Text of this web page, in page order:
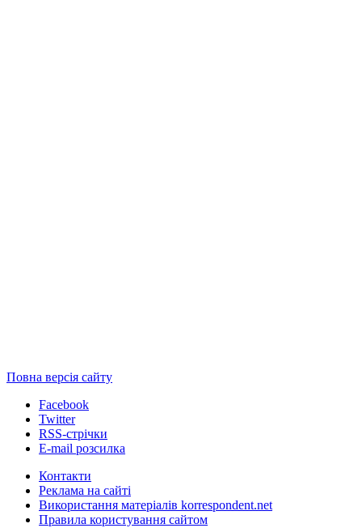
Повна версія сайту
Facebook
Twitter
RSS-стрічки
E-mail розсилка
Контакти
Реклама на сайті
Використання матеріалів korrespondent.net
Правила користування сайтом